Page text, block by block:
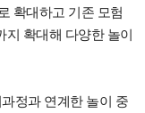
확대하고 기존 모험
지 확대해 다양한 놀이
정과 연계한 놀이 중